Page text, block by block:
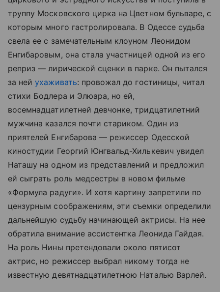
труппу Московского цирка на Цветном бульваре, с
которым много гастролировала. В Одессе судьба
свела ее с замечательным клоуном Леонидом
Енгибаровым, она стала участницей одной из его
реприз — лирической сценки в парке. Он пытался
за нейухаживать: провожал до гостиницы, читал
стихи Бодлера и Элюара, но ей,
восемнадцатилетней девчонке, тридцатилетний
мужчина казался почти стариком. Один из
приятелей Енгибарова — режиссер Одесской
киностудии Георгий Юнгвальд-Хилькевич увидел
Наташу на одном из представлений и предложил
ей сыграть роль медсестры в новом фильме
«Формула радуги». И хотя картину запретили по
цензурным соображениям, эти съемки определили
дальнейшую судьбу начинающей актрисы. На нее
обратила внимание ассистентка Леонида Гайдая.
На роль Нины претендовали около пятисот
актрис, но режиссер выбрал никому тогда не
известную девятнадцатилетнюю Наталью Варлей.